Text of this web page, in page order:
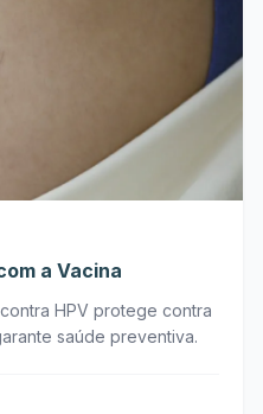
a Vacina
HPV protege contra
saúde preventiva.